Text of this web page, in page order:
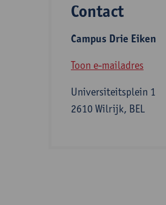
Contact
Campus Drie Eiken
Toon e-mailadres
Universiteitsplein 1
2610 Wilrijk, BEL